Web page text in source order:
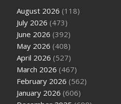
August 2026 (118)
July 2026 (473)
June 2026 (392)
May 2026 (408)
April 2026 (527)
March 2026 (467)
February 2026 (562)
January 2026 (606)